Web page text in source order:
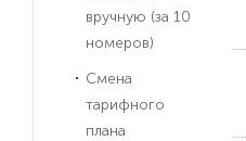
вручную (за 10
номеров)
Смена
тарифного
плана